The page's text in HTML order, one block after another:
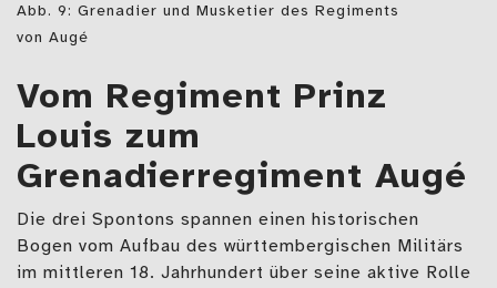
Abb. 9: Grenadier und Musketier des Regiments
von Augé
Vom Regiment Prinz
Louis zum
Grenadierregiment Augé
Die drei Spontons spannen einen historischen
Bogen vom Aufbau des württembergischen Militärs
im mittleren 18. Jahrhundert über seine aktive Rolle